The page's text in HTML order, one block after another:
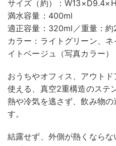
サイズ（約）：
満水容量：400ml
適正容量：320ml／重量：約
カラー：ライトグリーン、
イトベージュ（写真カラー）
おうちやオフィス、アウト
使える、真空2重構造のステ
熱や冷気を逃さず、飲み物
す。
結露せず、外側が熱くなら